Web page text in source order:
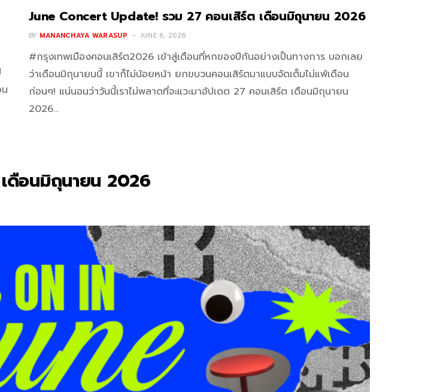
June Concert Update! รวม 27 คอนเสิร์ต เดือนมิถุนายน 2026
BY MANANCHAYA WARASUP JUNE 8, 2026
#กรุงเทพเมืองคอนเสิร์ต2026 เข้าสู่เดือนที่หกของปีกันอย่างเป็นทางการ บอกเลย
ว่าเดือนมิถุนายนนี้ เขาก็ไม่น้อยหน้า ยกขบวนคอนเสิร์ตมาแบบจัดเต็มไม่แพ้เดือน
ก่อนๆ! แน่นอนว่าวันนี้เราไม่พลาดที่จะแวะมาอัปเดต 27 คอนเสิร์ต เดือนมิถุนายน
2026…
ดือนมิถุนายน 2026